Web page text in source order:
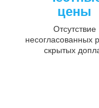
цены
Отсутствие
несогласованных
скрытых